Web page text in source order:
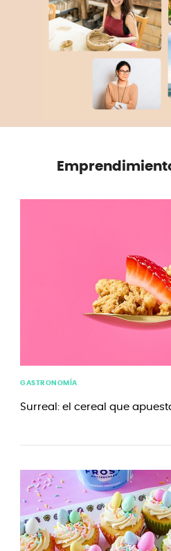
GASTRONOMÍA
Surreal: el cereal que